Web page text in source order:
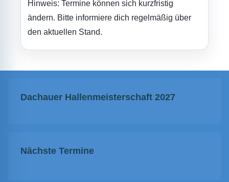
Hinweis: Termine können sich kurzfristig
ändern. Bitte informiere dich regelmäßig über
den aktuellen Stand.
Dachauer Hallenmeisterschaft 2027
Nächste Termine